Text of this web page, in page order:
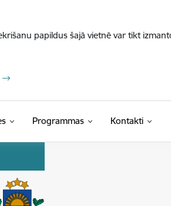
papildus šajā vietnē var tikt
Programmas Kontakti